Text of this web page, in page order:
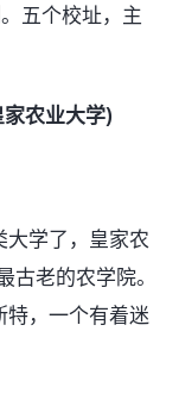
五个校址，主
农业大学)
学了，皇家农
老的农学院。
特，一个有着迷